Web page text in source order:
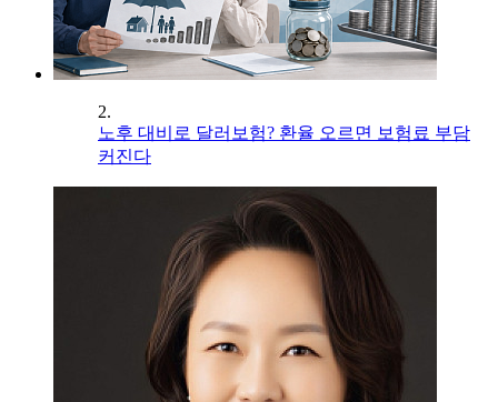
2.
노후 대비로 달러보험? 환율 오르면 보험료 부담
커진다